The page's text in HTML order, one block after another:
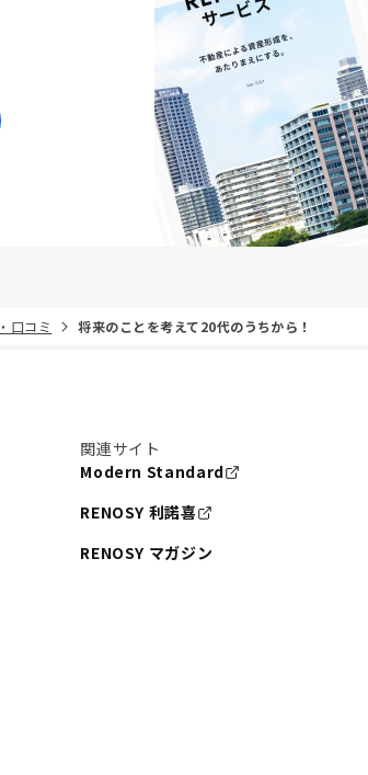
口コミ 将来のことを考えて20代のうちから！
関連サイト
Modern Standard
RENOSY 利諾喜
RENOSY マガジン